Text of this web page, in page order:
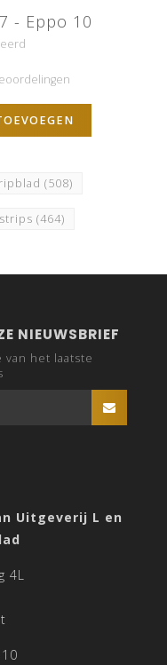
- Eppo 10
(508)
strips (464)
NIEUWSBRIEF
het laatste
Uitgeverij L en
4L